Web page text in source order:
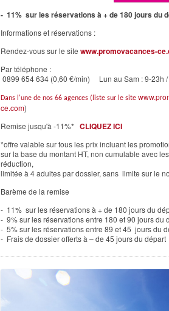
- 11% sur les réservations à + de 180 jours du
Informations et réservations :
Rendez-vous sur le site www.promovacances-
Par téléphone :
0899 654 634 (0,60 €/min) Lun au Sam : 9-23h
Dans l'une de nos 66 agences (liste sur le site
ce.com)
Remise jusqu'à -11%* CLIQUEZ ICI
*offre valable sur tous les prix incluant les
sur la base du montant HT, non cumulable avec
réduction,
limitée à 4 adultes par dossier, sans limite sur le
Barème de la remise
- 11% sur les réservations à + de 180 jours du
- 9% sur les réservations entre 180 et 90 jours du
- 5% sur les réservations entre 89 et 45 jours du
- Frais de dossier offerts à – de 45 jours du départ